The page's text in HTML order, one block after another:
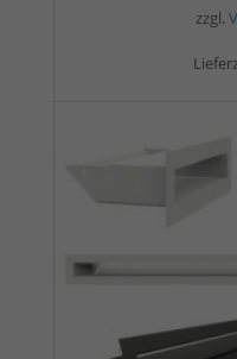
zzgl.